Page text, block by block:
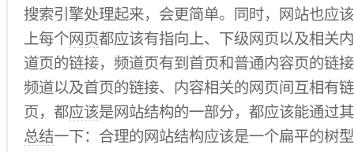
搜索引擎处理起来，会更简单。同时，网站也应
上每个网页都应该有指向上、下级网页以及相关
道页的链接，频道页有到首页和普通内容页的链
频道以及首页的链接、内容相关的网页间互相有
页，都应该是网站结构的一部分，都应该能通过
总结一下：合理的网站结构应该是一个扁平的树